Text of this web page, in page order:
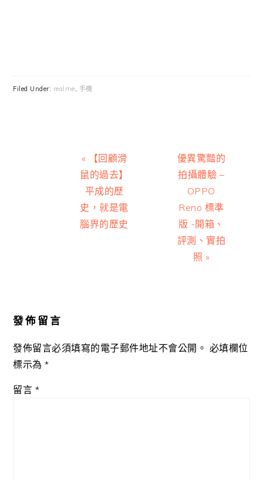
Filed Under: realme, 手機
Previous
Post:
« 【回顧滑
鼠的過去】
平成的歷
史，就是電
腦界的歷史
Next
Post:
優異驚豔的
拍攝體驗 –
OPPO
Reno 標準
版 -開箱、
評測、實拍
照 »
發佈留言
發佈留言必須填寫的電子郵件地址不會公開。 必填欄位
標示為*
留言 *